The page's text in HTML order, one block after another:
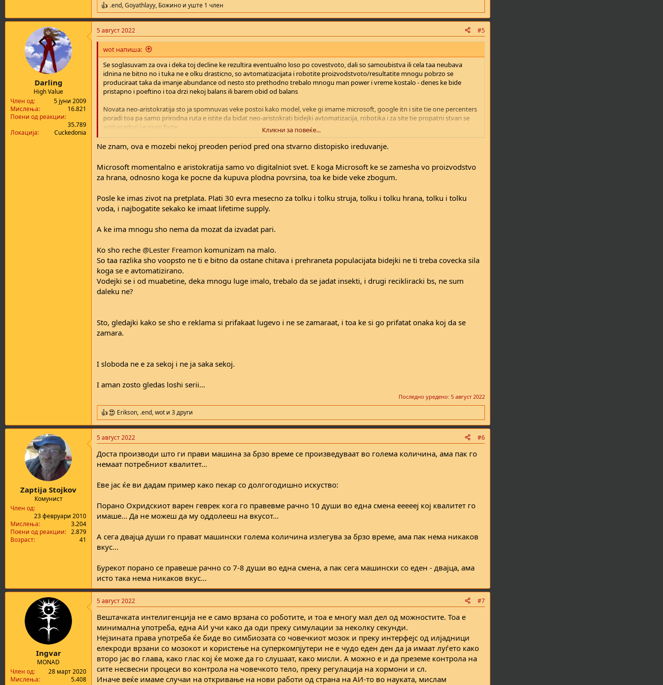
R
e
a
c
t
o
n
.end,Goyathlayy, Божино и уште 1 член
Darling
High Value
Член од
5 јуни 2009
Мислења
16.821
Поени од реакции
35.789
Локација
Cuckedonia
5 август 2022 #5
wot напиша:
Se soglasuvam za ova i deka toj decline ke rezultira eventualno loso po covestvoto, dali so samoubistva ili cela taa neubava
idnina ne bitno no i tuka ne e olku drasticno, so avtomatizacijata i robotite proizvodstvoto/resultatite mnogu pobrzo se
produciraat taka da imanje abundance od nesto sto prethodno trebalo mnogu man power i vreme kostalo - denes ke bide
pristapno i poeftino i toa drzi nekoj balans ili barem obid od balans
Novata neo-aristokratija sto ja spomnuvas veke postoi kako model, veke gi imame microsoft, google itn i site tie one percenters
poradi toa pa samo prirodna ruta e istite da bidat neo-aristokrati bidejki avtomatizacija, robotika i za site tie propatni stvari se
ambasadori i e nivni forte
kaj ste trgnale olku rano u petok so muabetive
se pustiv na temata oti snosti gledav
Кликни за повеќе...
Ne znam, ova e mozebi nekoj preoden period pred ona stvarno distopisko ireduvanje.
Microsoft momentalno e aristokratija samo vo digitalniot svet. E koga Microsoft ke se zamesha vo proizvodstvo
za hrana, odnosno koga ke pocne da kupuva plodna povrsina, toa ke bide veke zbogum.
Posle ke imas zivot na pretplata. Plati 30 evra mesecno za tolku i tolku struja, tolku i tolku hrana, tolku i tolku
voda, i najbogatite sekako ke imaat lifetime supply.
A ke ima mnogu sho nema da mozat da izvadat pari.
Ko sho reche @Lester Freamon komunizam na malo.
So taa razlika sho voopsto ne ti e bitno da ostane chitava i prehraneta populacijata bidejki ne ti treba covecka sila
koga se e avtomatizirano.
Vodejki se i od muabetine, deka mnogu luge imalo, trebalo da se jadat insekti, i drugi recikliracki bs, ne sum
daleku ne?
Sto, gledajki kako se sho e reklama si prifakaat lugevo i ne se zamaraat, i toa ke si go prifatat onaka koj da se
zamara.
I sloboda ne e za sekoj i ne ja saka sekoj.
I aman zosto gledas loshi serii...
Последно уредено: 5 август 2022
R
e
a
c
i
o
:
Erikson, .end,wot и 3 други
Zaptija Stojkov
Комунист
Член од
23 февруари 2010
Мислења
3.204
Поени од реакции
2.879
Возраст
41
5 август 2022 #6
Доста производи што ги прави машина за брзо време се произведуваат во голема количина, ама пак го
немаат потребниот квалитет...
Еве јас ќе ви дадам пример како пекар со долгогодишно искуство:
Порано Охридскиот варен геврек кога го правевме рачно 10 души во една смена еееееј кој квалитет го
имаше... Да не можеш да му оддолееш на вкусот...
А сега двајца души го прават машински голема количина излегува за брзо време, ама пак нема никаков
вкус...
Бурекот порано се правеше рачно со 7-8 души во една смена, а пак сега машински со еден - двајца, ама
исто така нема никаков вкус...
Ingvar
MONAD
Член од
28 март 2020
Мислења
5.408
5 август 2022 #7
Вештачката интелигенција не е само врзана со роботите, и тоа е многу мал дел од можностите. Тоа е
минимална употреба, една АИ учи како да оди преку симулации за неколку секунди.
Нејзината права употреба ќе биде во симбиозата со човечкиот мозок и преку интерфејс од илјадници
елекроди врзани со мозокот и користење на суперкомпјутери не е чудо еден ден да ја имаат луѓето како
второ јас во глава, како глас кој ќе може да го слушаат, како мисли. А можно е и да преземе контрола на
сите несвесни процеси во контрола на човечкото тело, преку регулација на хормони и сл.
Иначе веќе имаме случаи на откривање на нови работи од страна на АИ-то во науката, мислам